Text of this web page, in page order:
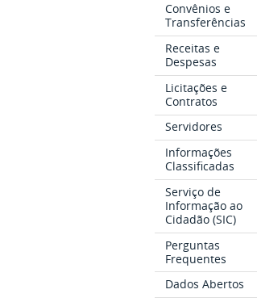
Convênios e
Transferências
Receitas e
Despesas
Licitações e
Contratos
Servidores
Informações
Classificadas
Serviço de
Informação ao
Cidadão (SIC)
Perguntas
Frequentes
Dados Abertos